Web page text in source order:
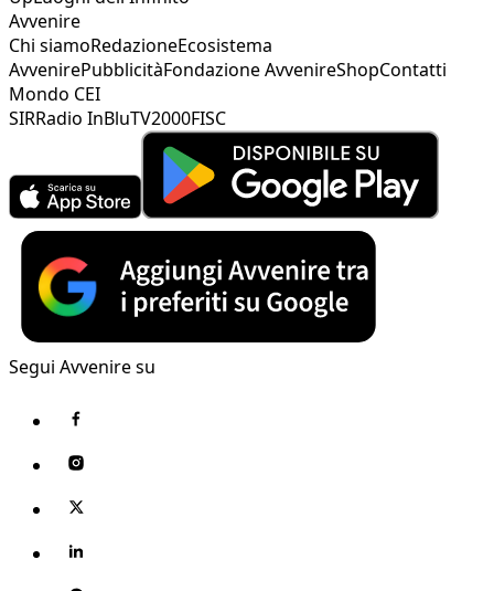
Avvenire
Chi siamoRedazioneEcosistema
AvvenirePubblicitàFondazione AvvenireShopContatti
Mondo CEI
SIRRadio InBluTV2000FISC
Segui Avvenire su